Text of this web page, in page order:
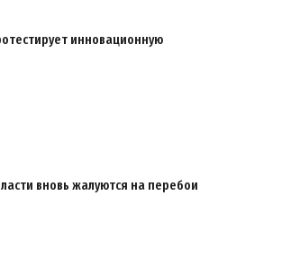
инновационную
вновь жалуются на перебои